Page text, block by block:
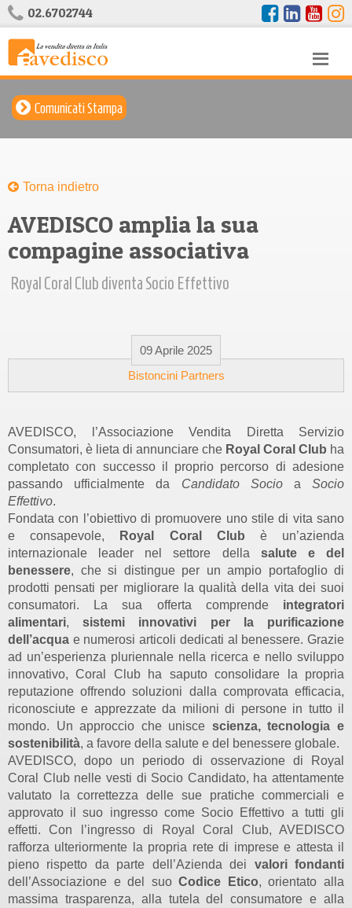
02.6702744
Comunicati Stampa
Torna indietro
AVEDISCO amplia la sua
compagine associativa
Royal Coral Club diventa Socio Effettivo
09 Aprile 2025
Bistoncini Partners
AVEDISCO, l’Associazione Vendita Diretta Servizio
Consumatori, è lieta di annunciare che Royal Coral Club ha
completato con successo il proprio percorso di adesione
passando ufficialmente da Candidato SocioaSocio
Effettivo.
Fondata con l’obiettivo di promuovere uno stile di vita sano
e consapevole,
Royal Coral Club è un’azienda
internazionale leader nel settore della salute e del
benessere, che si distingue per un ampio portafoglio di
prodotti pensati per migliorare la qualità della vita dei suoi
consumatori. La sua offerta comprende integratori
alimentari,sistemi innovativi per la purificazione
dell’acqua e numerosi articoli dedicati al benessere. Grazie
ad un’esperienza pluriennale nella ricerca e nello sviluppo
innovativo, Coral Club ha saputo consolidare la propria
reputazione offrendo soluzioni dalla comprovata efficacia,
riconosciute e apprezzate da milioni di persone in tutto il
mondo. Un approccio che unisce scienza, tecnologia e
sostenibilità, a favore della salute e del benessere globale.
AVEDISCO, dopo un periodo di osservazione di Royal
Coral Club nelle vesti di Socio Candidato, ha attentamente
valutato la correttezza delle sue pratiche commerciali e
approvato il suo ingresso come Socio Effettivo a tutti gli
effetti. Con l’ingresso di Royal Coral Club, AVEDISCO
rafforza ulteriormente la propria rete di imprese e attesta il
pieno rispetto da parte dell’Azienda dei valori fondanti
dell’Associazione e del suoCodice Etico, orientato alla
massima trasparenza, alla tutela del consumatore e alla